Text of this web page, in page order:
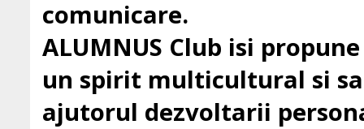
comunicare.
ALUMNUS Club isi
un spirit multicultural si
ajutorul dezvoltarii